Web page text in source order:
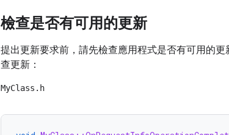
檢查是否有可用的更新
提出更新要求前，請先檢查應用程式是否有可用的更
查更新：
MyClass.h